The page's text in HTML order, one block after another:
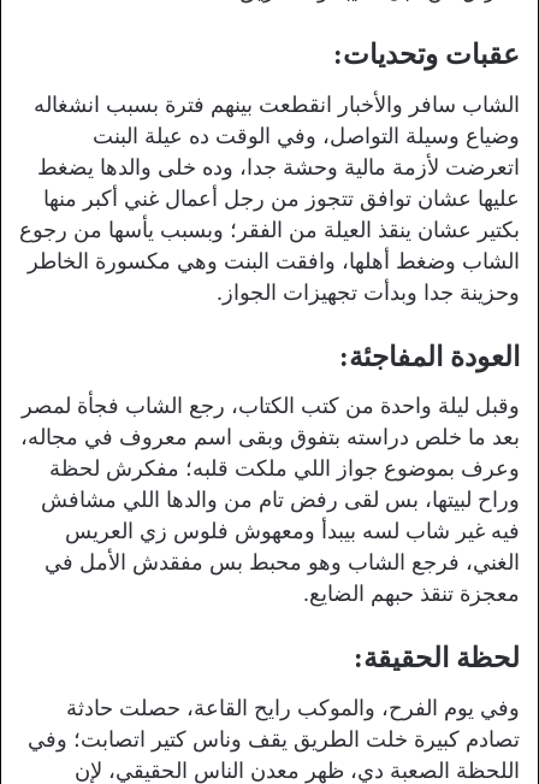
عقبات وتحديات:
الشاب سافر والأخبار انقطعت بينهم فترة بسبب انشغاله
وضياع وسيلة التواصل، وفي الوقت ده عيلة البنت
اتعرضت لأزمة مالية وحشة جدا، وده خلى والدها يضغط
عليها عشان توافق تتجوز من رجل أعمال غني أكبر منها
بكتير عشان ينقذ العيلة من الفقر؛ وبسبب يأسها من رجوع
الشاب وضغط أهلها، وافقت البنت وهي مكسورة الخاطر
وحزينة جدا وبدأت تجهيزات الجواز.
العودة المفاجئة:
وقبل ليلة واحدة من كتب الكتاب، رجع الشاب فجأة لمصر
بعد ما خلص دراسته بتفوق وبقى اسم معروف في مجاله،
وعرف بموضوع جواز اللي ملكت قلبه؛ مفكرش لحظة
وراح لبيتها، بس لقى رفض تام من والدها اللي مشافش
فيه غير شاب لسه بيبدأ ومعهوش فلوس زي العريس
الغني، فرجع الشاب وهو محبط بس مفقدش الأمل في
معجزة تنقذ حبهم الضايع.
لحظة الحقيقة:
وفي يوم الفرح، والموكب رايح القاعة، حصلت حادثة
تصادم كبيرة خلت الطريق يقف وناس كتير اتصابت؛ وفي
اللحظة الصعبة دي، ظهر معدن الناس الحقيقي، لإن